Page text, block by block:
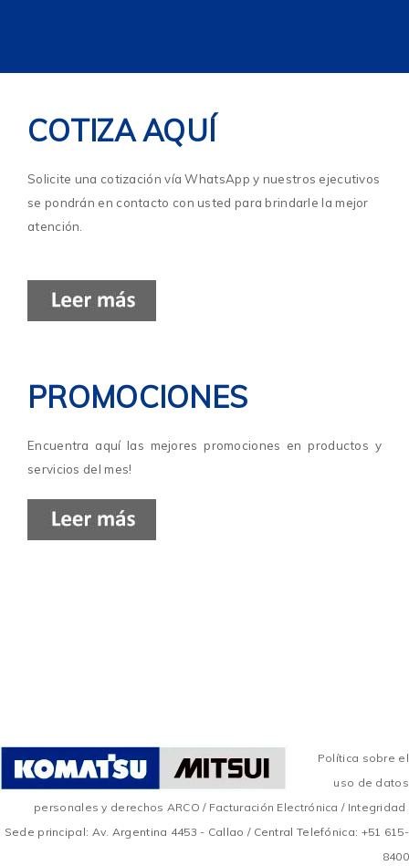
COTIZA AQUÍ
Solicite una cotización vía WhatsApp y nuestros ejecutivos
se pondrán en contacto con usted para brindarle la mejor
atención.
PROMOCIONES
Encuentra aquí las mejores promociones en productos y
servicios del mes!
Política sobre el
uso de datos
personales y derechos ARCO/ Facturación Electrónica / Integridad
Sede principal: Av. Argentina 4453 - Callao / Central Telefónica: +51 615-
8400